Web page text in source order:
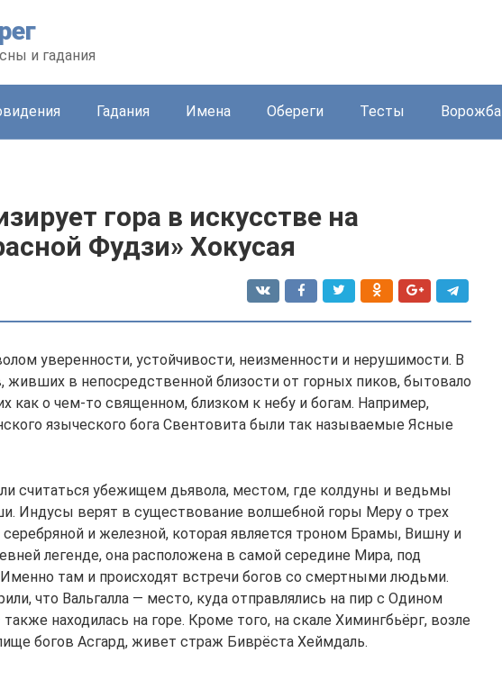
и гадания
Гадания Имена Обереги Тесты Ворожба
гора в искусстве на
Фудзи» Хокусая
уверенности, устойчивости, неизменности и нерушимости. В
живших в непосредственной близости от горных пиков, бытовало
как о чем-то священном, близком к небу и богам. Например,
языческого бога Свентовита были так называемые Ясные
считаться убежищем дьявола, местом, где колдуны и ведьмы
Индусы верят в существование волшебной горы Меру о трех
серебряной и железной, которая является троном Брамы, Вишну и
легенде, она расположена в самой середине Мира, под
там и происходят встречи богов со смертными людьми.
что Вальгалла — место, куда отправлялись на пир с Одином
находилась на горе. Кроме того, на скале Химингбьёрг, возле
богов Асгард, живет страж Биврёста Хеймдаль.